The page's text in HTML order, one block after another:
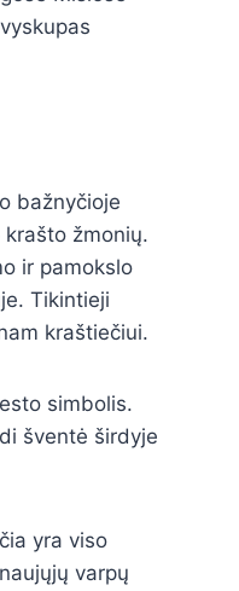
bažnyčioje
žmonių.
ir pamokslo
Tikintieji
kraštiečiui.
simbolis.
šventė širdyje
yra viso
varpų